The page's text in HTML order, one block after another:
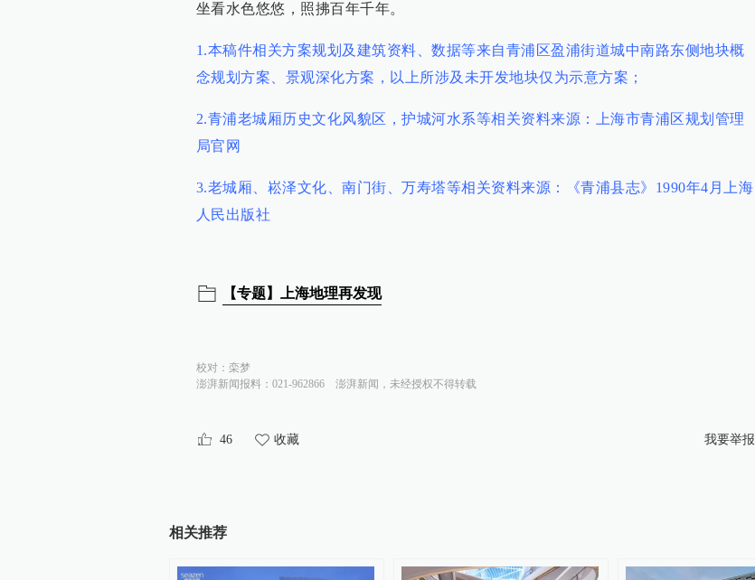
坐看水色悠悠，照拂百年千年。
1.本稿件相关方案规划及建筑资料、数据等来自青浦区盈浦街道城中南路东侧地块概
念规划方案、景观深化方案，以上所涉及未开发地块仅为示意方案；
2.青浦老城厢历史文化风貌区，护城河水系等相关资料来源：上海市青浦区规划管理
局官网
3.老城厢、崧泽文化、南门街、万寿塔等相关资料来源：《青浦县志》1990年4月上海
人民出版社
【专题】上海地理再发现
校对： 栾梦
澎湃新闻报料：021-962866
澎湃新闻，未经授权不得转载
46 收藏 我要举报
相关推荐